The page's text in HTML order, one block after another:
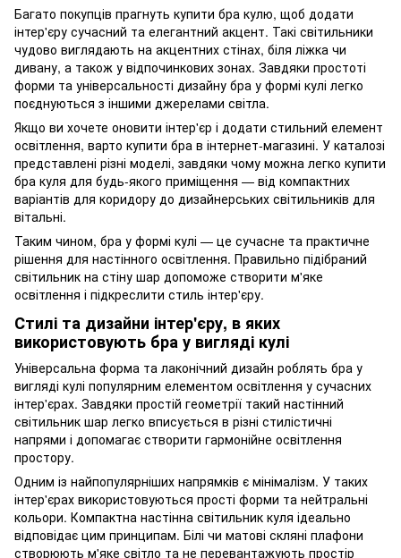
Багато покупців прагнуть купити бра кулю, щоб додати
інтер'єру сучасний та елегантний акцент. Такі світильники
чудово виглядають на акцентних стінах, біля ліжка чи
дивану, а також у відпочинкових зонах. Завдяки простоті
форми та універсальності дизайну бра у формі кулі легко
поєднуються з іншими джерелами світла.
Якщо ви хочете оновити інтер'єр і додати стильний елемент
освітлення, варто купити бра в інтернет-магазині. У каталозі
представлені різні моделі, завдяки чому можна легко купити
бра куля для будь-якого приміщення — від компактних
варіантів для коридору до дизайнерських світильників для
вітальні.
Таким чином, бра у формі кулі — це сучасне та практичне
рішення для настінного освітлення. Правильно підібраний
світильник на стіну шар допоможе створити м'яке
освітлення і підкреслити стиль інтер'єру.
Стилі та дизайни інтер'єру, в яких
використовують бра у вигляді кулі
Універсальна форма та лаконічний дизайн роблять бра у
вигляді кулі популярним елементом освітлення у сучасних
інтер'єрах. Завдяки простій геометрії такий настінний
світильник шар легко вписується в різні стилістичні
напрями і допомагає створити гармонійне освітлення
простору.
Одним із найпопулярніших напрямків є мінімалізм. У таких
інтер'єрах використовуються прості форми та нейтральні
кольори. Компактна настінна світильник куля ідеально
відповідає цим принципам. Білі чи матові скляні плафони
створюють м'яке світло та не перевантажують простір